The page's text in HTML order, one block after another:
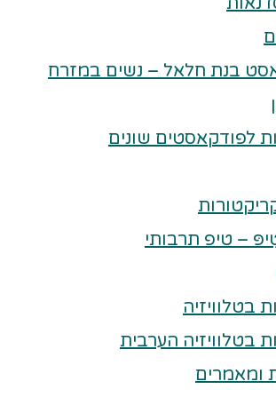
בנת חלאל – נשים במזרח
לפודקאסטים שונים
– טיפ תרבותי
בטלוויזיה
בטלוויזיה הערבית
ומאמרים